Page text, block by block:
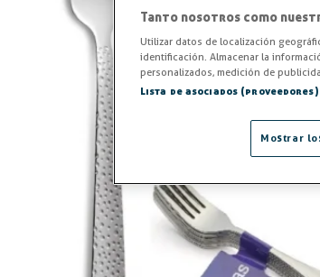
Tanto nosotros como
Utilizar datos de localización
identificación. Almacenar la
personalizados, medición de
Lista de asociados (proveedores)
Mostrar